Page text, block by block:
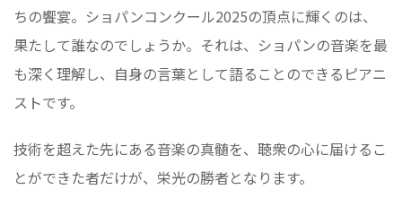
ちの饗宴。ショパンコンクール2025の頂点に輝くのは、
果たして誰なのでしょうか。それは、ショパンの音楽を最
も深く理解し、自身の言葉として語ることのできるピアニ
ストです。
技術を超えた先にある音楽の真髄を、聴衆の心に届けるこ
とができた者だけが、栄光の勝者となります。